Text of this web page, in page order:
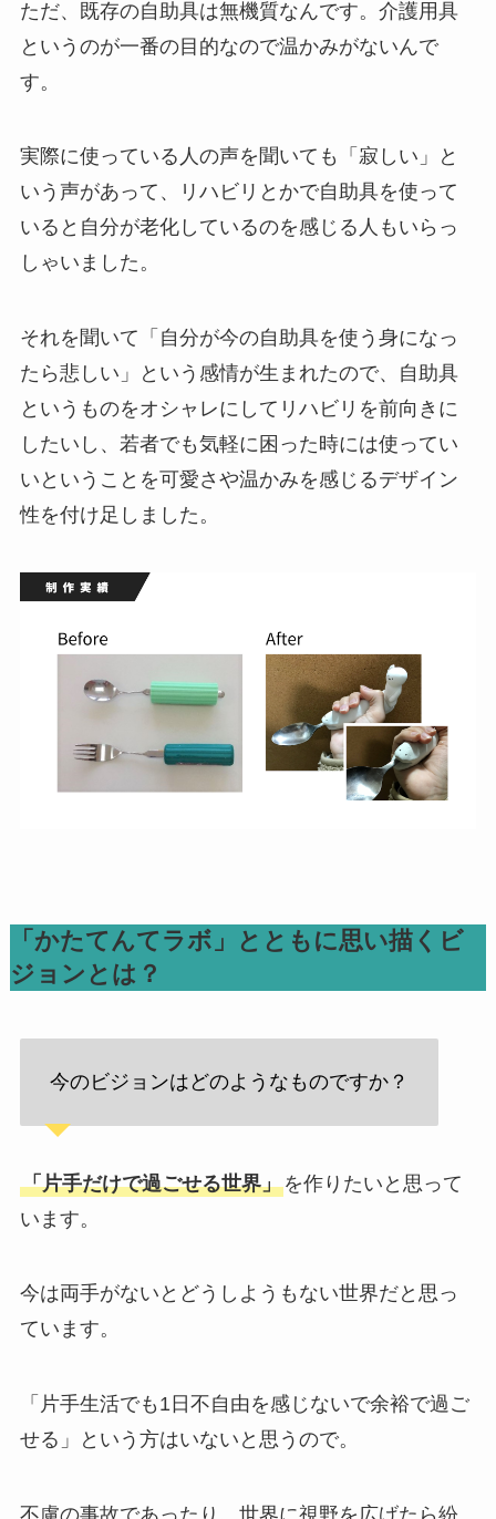
ただ、既存の自助具は無機質なんです。介護用具
というのが一番の目的なので温かみがないんで
す。
実際に使っている人の声を聞いても「寂しい」と
いう声があって、リハビリとかで自助具を使って
いると自分が老化しているのを感じる人もいらっ
しゃいました。
それを聞いて「自分が今の自助具を使う身になっ
たら悲しい」という感情が生まれたので、自助具
というものをオシャレにしてリハビリを前向きに
したいし、若者でも気軽に困った時には使ってい
いということを可愛さや温かみを感じるデザイン
性を付け足しました。
「 かたてんてラボ」とともに思い描くビ
ジョンとは？
今のビジョンはどのようなものですか？
「片手だけで過ごせる世界」を作りたいと思って
います。
今は両手がないとどうしようもない世界だと思っ
ています。
「片手生活でも1日不自由を感じないで余裕で過ご
せる」という方はいないと思うので。